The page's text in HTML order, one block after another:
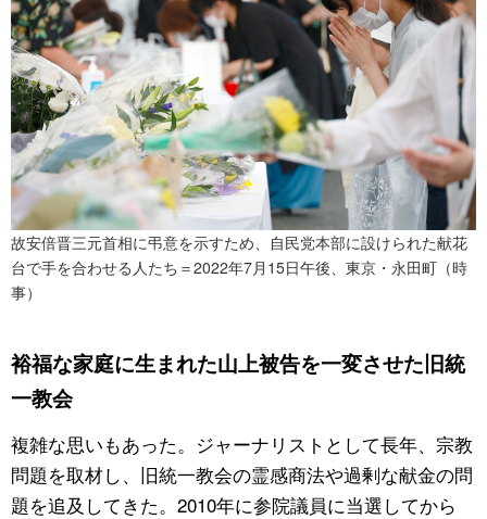
故安倍晋三元首相に弔意を示すため、自民党本部に設けられた献花
台で手を合わせる人たち＝2022年7月15日午後、東京・永田町（時
事）
裕福な家庭に生まれた山上被告を一変させた旧統
一教会
複雑な思いもあった。ジャーナリストとして長年、宗教
問題を取材し、旧統一教会の霊感商法や過剰な献金の問
題を追及してきた。2010年に参院議員に当選してから